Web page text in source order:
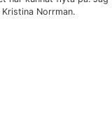
Norrman.